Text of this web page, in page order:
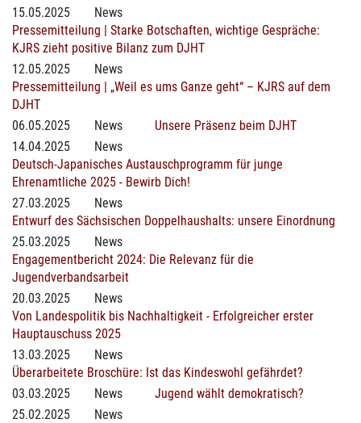
15.05.2025
News
Pressemitteilung | Starke Botschaften, wichtige Gespräche:
KJRS zieht positive Bilanz zum DJHT
12.05.2025
News
Pressemitteilung | „Weil es ums Ganze geht“ – KJRS auf dem
DJHT
06.05.2025
News
Unsere Präsenz beim DJHT
14.04.2025
News
Deutsch-Japanisches Austauschprogramm für junge
Ehrenamtliche 2025 - Bewirb Dich!
27.03.2025
News
Entwurf des Sächsischen Doppelhaushalts: unsere Einordnung
25.03.2025
News
Engagementbericht 2024: Die Relevanz für die
Jugendverbandsarbeit
20.03.2025
News
Von Landespolitik bis Nachhaltigkeit - Erfolgreicher erster
Hauptauschuss 2025
13.03.2025
News
Überarbeitete Broschüre: Ist das Kindeswohl gefährdet?
03.03.2025
News
Jugend wählt demokratisch?
25.02.2025
News